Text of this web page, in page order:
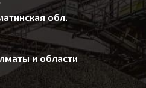
обл.
и области